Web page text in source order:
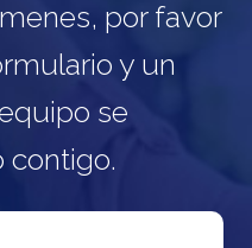
por favor
y un
se
contigo.